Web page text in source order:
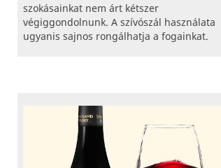
szokásainkat nem árt kétszer
végiggondolnunk. A szívószál használata
ugyanis sajnos rongálhatja a fogainkat.